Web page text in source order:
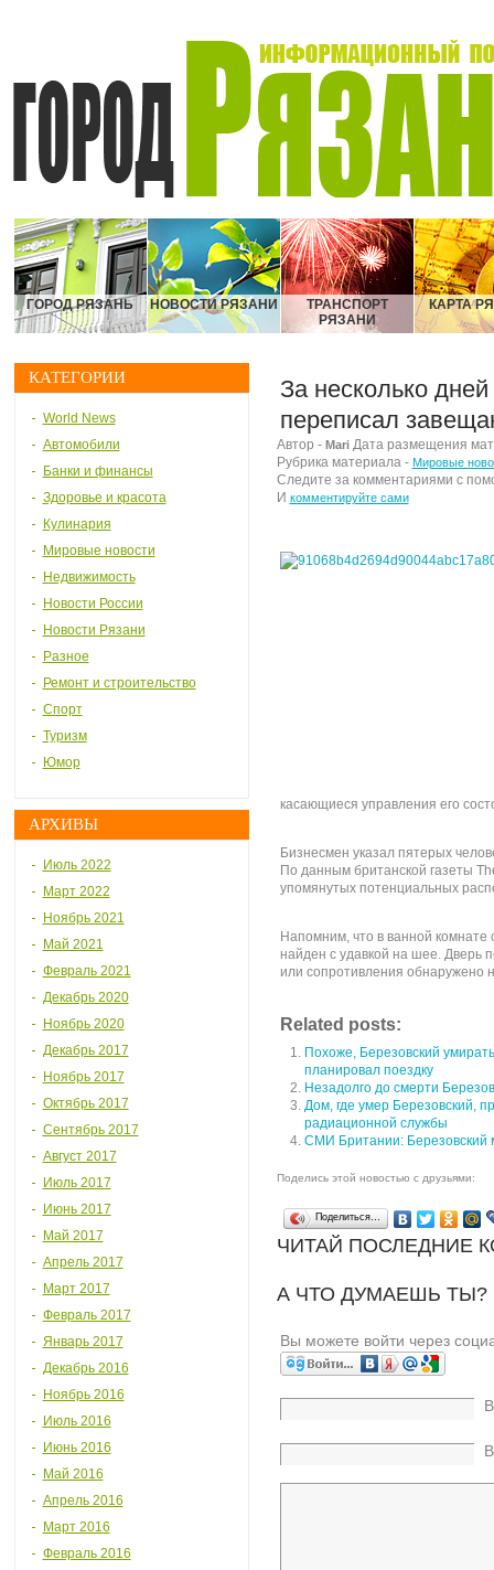
ГОРОД РЯЗАНЬ НОВОСТИ РЯЗАНИ
ТРАНСПОРТ
РЯЗАНИ
КАРТА
КАТЕГОРИИ
World News
Автомобили
Банки и финансы
Здоровье и красота
Кулинария
Мировые новости
Недвижимость
Новости России
Новости Рязани
Разное
Ремонт и строительство
Спорт
Туризм
Юмор
АРХИВЫ
Июль 2022
Март 2022
Ноябрь 2021
Май 2021
Февраль 2021
Декабрь 2020
Ноябрь 2020
Декабрь 2017
Ноябрь 2017
Октябрь 2017
Сентябрь 2017
Август 2017
Июль 2017
Июнь 2017
Май 2017
Апрель 2017
Март 2017
Февраль 2017
Январь 2017
Декабрь 2016
Ноябрь 2016
Июль 2016
Июнь 2016
Май 2016
Апрель 2016
Март 2016
Февраль 2016
За несколько
переписал
Автор - MariДата размещения
Рубрика материала - Мировые
Следите за комментариями с
И комментируйте сами
касающиеся управления его
Бизнесмен указал пятерых
По данным британской газеты
упомянутых потенциальных
Напомним, что в ванной
найден с удавкой на шее. Дверь
или сопротивления обнаружено
Related posts:
Похоже, Березовский
планировал поездку
Незадолго до смерти
Дом, где умер Березовский,
радиационной службы
СМИ Британии: Березовский
Поделись этой новостью с друзьями:
Поделиться…
ЧИТАЙ ПОСЛЕДНИЕ
А ЧТО ДУМАЕШЬ
Вы можете войти через